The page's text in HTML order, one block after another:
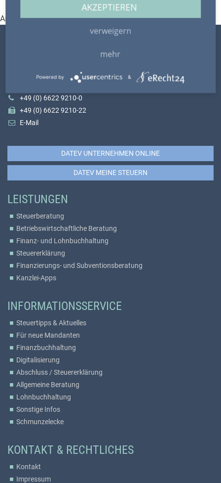
Anmeldung
VÖCKEL STEUERBERATUNG
Nürnberger Straße 52
+49 (0) 6622 9210-0
+49 (0) 6622 9210-22
E-Mail
DATEV UNTERNEHMEN ONLINE
DATEV MEINE STEUERN
LEISTUNGEN
Steuerberatung
Betriebswirtschaftliche Beratung
Finanz- und Lohnbuchhaltung
Steuererklärung
Finanzierungs- und Subventionsberatung
Kanzlei-Apps
INFORMATIONSSERVICE
Steuertipps & Aktuelles
Für neue Mandanten
Finanzbuchhaltung
Digitalisierung
Abschluss / Steuererklärung
Allgemeine Beratung
Lohnbuchhaltung
Sonstige Infos
Schmunzelecke
KONTAKT & RECHTLICHES
Kontakt
Impressum
AKZEPTIEREN
verweigern
mehr
Powered by &